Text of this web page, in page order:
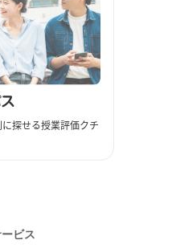
探せる授業評価クチ
ビス